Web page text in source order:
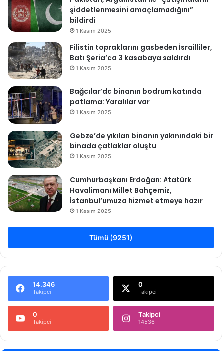
şiddetlenmesini amaçlamadığını”
bildirdi
1 Kasım 2025
Filistin topraklarını gasbeden İsrailliler,
Batı Şeria’da 3 kasabaya saldırdı
1 Kasım 2025
Bağcılar’da binanın bodrum katında
patlama: Yaralılar var
1 Kasım 2025
Gebze’de yıkılan binanın yakınındaki bir
binada çatlaklar oluştu
1 Kasım 2025
Cumhurbaşkanı Erdoğan: Atatürk
Havalimanı Millet Bahçemiz,
İstanbul’umuza hizmet etmeye hazır
1 Kasım 2025
Tümü (9251)
14.346
Takipci
0
Takipci
0
Takipci
Takipci
14536